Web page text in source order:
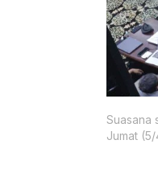
Suasana
Jumat